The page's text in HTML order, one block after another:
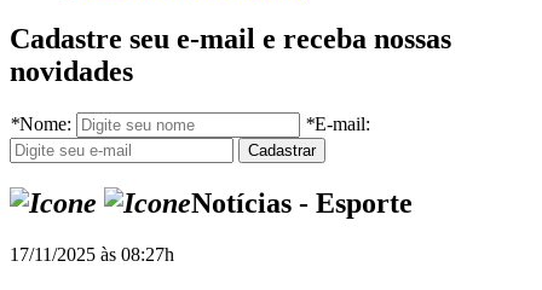
Cadastre seu e-mail e receba nossas
novidades
*Nome: *E-mail:
Notícias - Esporte
17/11/2025 às 08:27h